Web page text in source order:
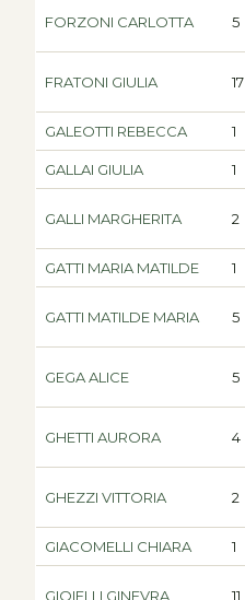
FORZONI CARLOTTA 5
FRATONI GIULIA 17
GALEOTTI REBECCA 1
GALLAI GIULIA 1
GALLI MARGHERITA 2
GATTI MARIA MATILDE 1
GATTI MATILDE MARIA 5
GEGA ALICE 5
GHETTI AURORA 4
GHEZZI VITTORIA 2
GIACOMELLI CHIARA 1
GIOIELLI GINEVRA 11